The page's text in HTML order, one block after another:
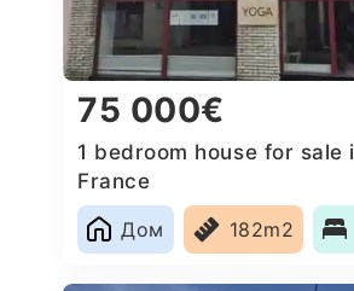
75 000€
1 bedroom house for sale
France
Дом
182m2